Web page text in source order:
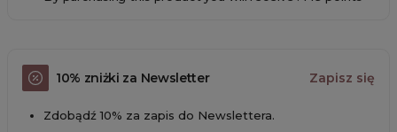
10% zniżki za Newsletter Zapisz się
Zdobądź 10% za zapis do Newslettera.